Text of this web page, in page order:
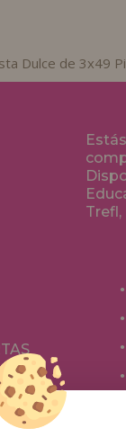
Dulce de 3x49